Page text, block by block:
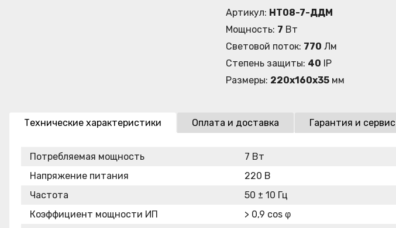
Артикул: НТ08-7-ДДМ
Мощность: 7 Вт
Световой поток: 770 Лм
Степень защиты: 40 IP
Размеры: 220x160x35 мм
Технические характеристики Оплата и доставка Гарантия и сервис
Потребляемая мощность
7 Вт
Напряжение питания
220 В
Частота
50 ± 10 Гц
Коэффициент мощности ИП
> 0,9 cos φ